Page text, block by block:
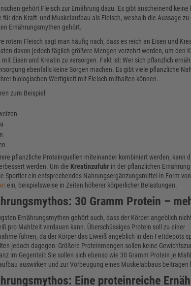
gehört Fleisch zur Ernährung dazu. Es gibt anscheinend keine
für den Kraft- und Muskelaufbau als Fleisch, weshalb die Aussage zu
Ernährungsmythen gehört.
rotem Fleisch sagt man häufig nach, dass es reich an Eisen und
davon jedoch täglich größere Mengen verzehrt werden, um den
mit Eisen und Kreatin zu versorgen. Fakt ist: Wer sich pflanzlich
ebenfalls keine Sorgen machen. Es gibt viele pflanzliche
biologischen Wertigkeit mit Fleisch mithalten können.
zum Beispiel
pflanzliche Proteinquellen miteinander kombiniert werden, kann
werden. Um die Kreatinzufuhr in der pflanzlichen
Sportler ein entsprechendes Nahrungsergänzungsmittel in Form von
ein, beispielsweise in Zeiten höherer körperlicher Belastungen.
30 Gramm Protein –
Ernährungsmythen gehört auch, dass der Körper angeblich
pro Mahlzeit verdauen kann. Überschüssiges Protein soll zu einer
führen, da der Körper das Eiweiß angeblich in den Fettdepots
jedoch dagegen: Größere Proteinmengen sollen keine
im Gegenteil: Sie sollen sich ebenso wie 30 Gramm Protein je
auswirken und zur Vorbeugung eines Muskelabbaus beitragen
Eine proteinreiche